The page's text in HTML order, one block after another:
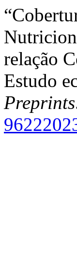
relação
Estudo
Preprints